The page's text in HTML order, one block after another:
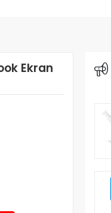
Ekran